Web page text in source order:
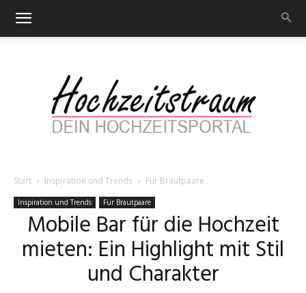
Hochzeitstraum
–
Start Inspiration und Trends Für Brautpaare
Inspiration und Trends Für Brautpaare
Mobile Bar für die Hochzeit
mieten: Ein Highlight mit Stil
und Charakter